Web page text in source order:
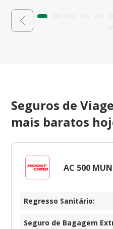
Seguros de
mais baratos
AC 500
Regresso Sanitário:
Seguro de Bagagem